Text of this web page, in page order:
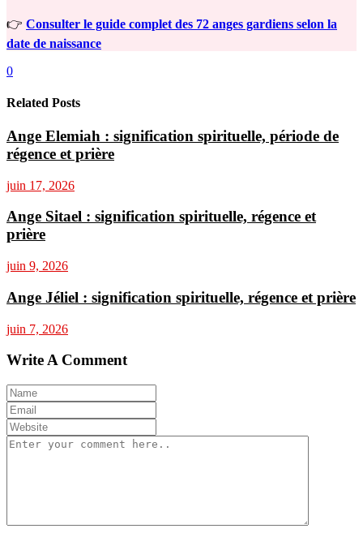
👉 Consulter le guide complet des 72 anges gardiens selon la
date de naissance
0
Related Posts
Ange Elemiah : signification spirituelle, période de
régence et prière
juin 17, 2026
Ange Sitael : signification spirituelle, régence et
prière
juin 9, 2026
Ange Jéliel : signification spirituelle, régence et prière
juin 7, 2026
Write A Comment